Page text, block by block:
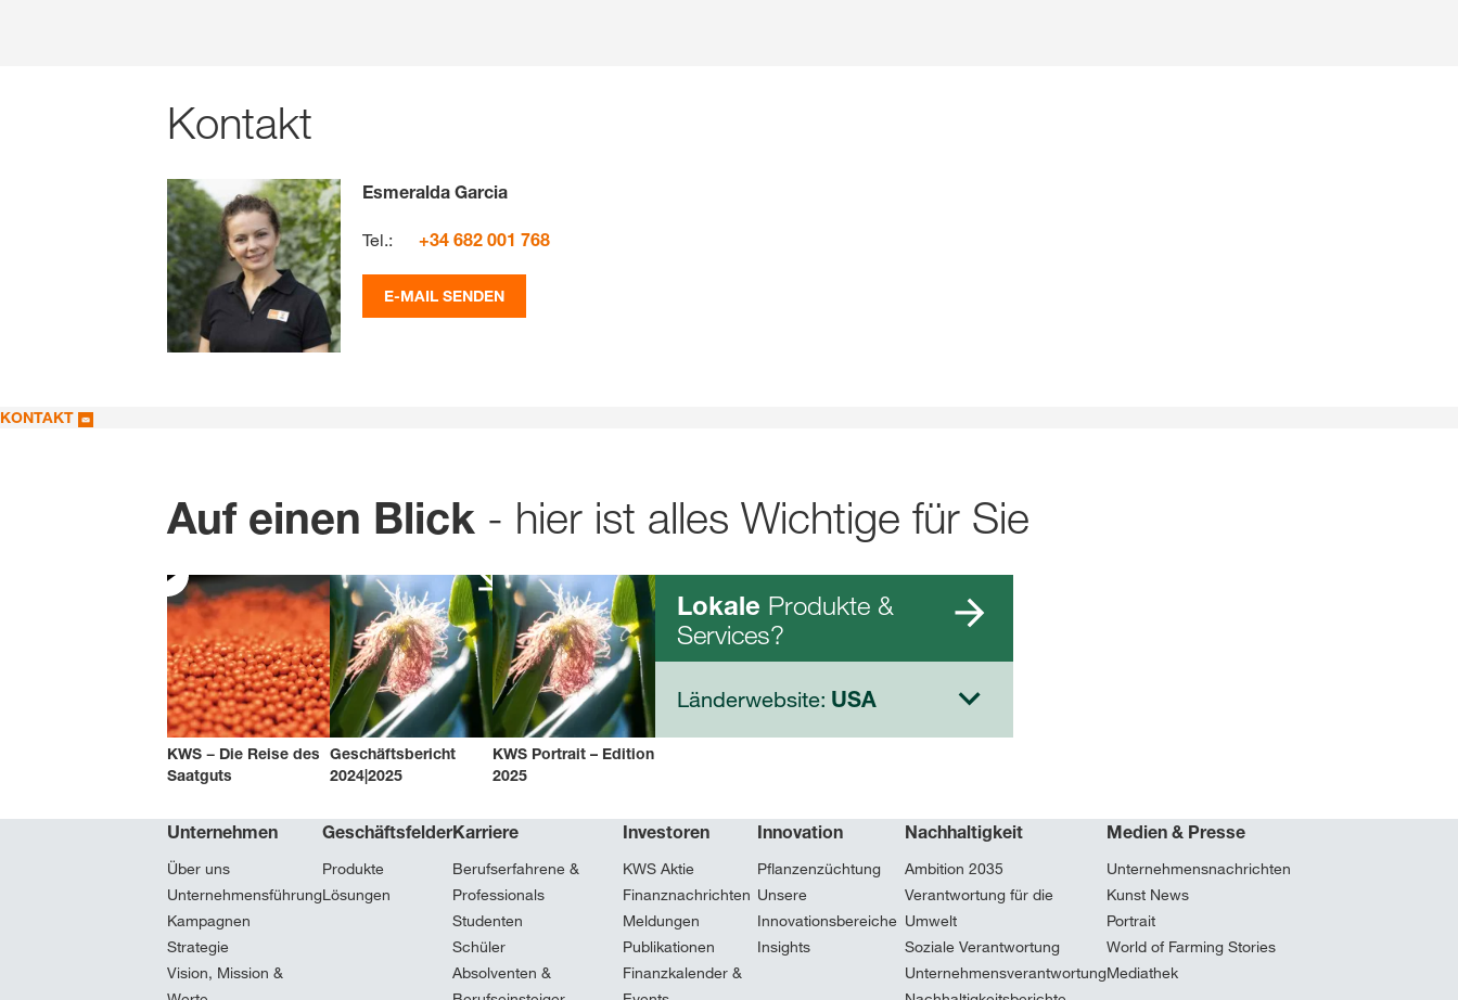
Kontakt
Esmeralda Garcia
Tel.: +34 682 001 768
E-MAIL SENDEN
KONTAKT
Auf einen Blick - hier ist alles Wichtige für Sie
KWS − Die Reise des
Saatguts
Geschäftsbericht
2024|2025
KWS Portrait – Edition
2025
Lokale Produkte &
Services?
Länderwebsite: USA
Unternehmen
Über uns
Unternehmensführung
Kampagnen
Strategie
Vision, Mission &
Geschäftsfelder
Produkte
Lösungen
Karriere
Berufserfahrene &
Professionals
Studenten
Schüler
Absolventen &
Investoren
KWS Aktie
Finanznachrichten
Meldungen
Publikationen
Finanzkalender &
Innovation
Pflanzenzüchtung
Unsere
Innovationsbereiche
Insights
Nachhaltigkeit
Ambition 2035
Verantwortung für die
Umwelt
Soziale Verantwortung
Unternehmensverantwortung
Medien & Presse
Unternehmensnachrichten
Kunst News
Portrait
World of Farming Stories
Mediathek